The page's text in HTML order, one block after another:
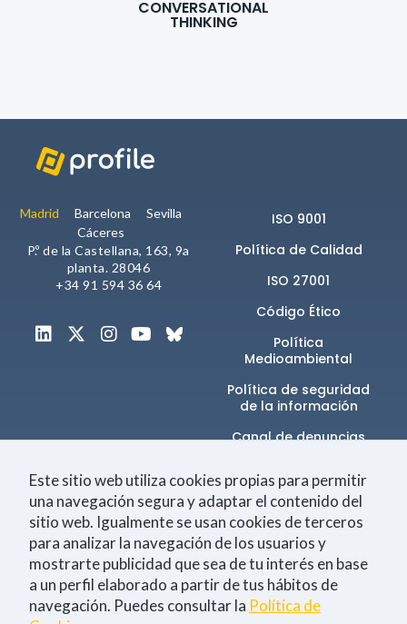
CONVERSATIONAL
THINKING
Madrid Barcelona
Sevilla
Cáceres
P.º de la Castellana, 163, 9a
planta. 28046
+34 91 594 36 64
ISO 9001
Política de Calidad
ISO 27001
Código Ético
Política
Medioambiental
Política de seguridad
de la información​
Canal de denuncias
Únete a la comunidad
Tecnología Negocio Eventos Empleo
Este sitio web utiliza cookies propias para permitir
una navegación segura y adaptar el contenido del
sitio web. Igualmente se usan cookies de terceros
para analizar la navegación de los usuarios y
mostrarte publicidad que sea de tu interés en base
a un perfil elaborado a partir de tus hábitos de
navegación. Puedes consultar la Política de